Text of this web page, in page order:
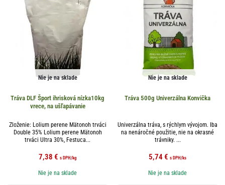
Nie je na sklade
Tráva DLF Šport ihrisková nízka10kg
vrece, na ušľapávanie
Zloženie: Lolium perene Mätonoh trváci
Double 35% Lolium perene Mätonoh
trváci Ultra 30%, Festuca...
7,38 € s DPH /kg
Nie je na sklade
Nie je na sklade
Tráva 500g Univerzálna Konvička
Univerzálna tráva, s rýchlym vývojom. Iba
na nenáročné použitie, nie na okrasné
trávniky. ...
5,74 € s DPH /ks
Nie je na sklade